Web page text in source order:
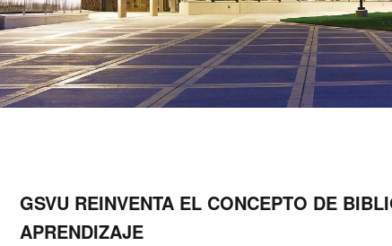
GSVU REINVENTA EL CONCEPTO DE
APRENDIZAJE